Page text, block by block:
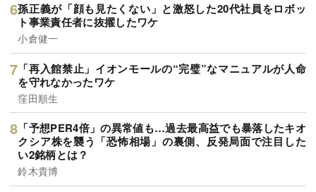
孫正義が「顔も見たくない」と激怒した20代社員をロボッ
ト事業責任者に抜擢したワケ
小倉健一
「再入館禁止」イオンモールの“完璧”なマニュアルが人命
を守れなかったワケ
窪田順生
「予想PER4倍」の異常値も…過去最高益でも暴落したキオ
クシア株を襲う「恐怖相場」の裏側、反発局面で注目した
い2銘柄とは？
鈴木貴博